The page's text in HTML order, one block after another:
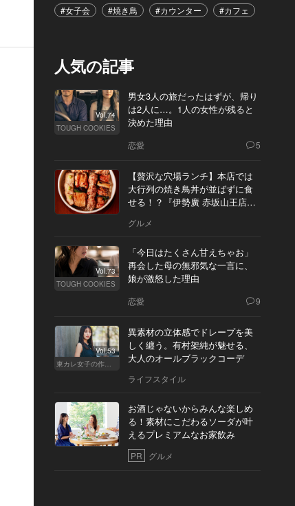
#女子会
#焼き鳥 #カウンター #カフェ
人気の記事
Vol.74
TOUGH COOKIES
男女3人の旅だったはずが、帰り
は2人に…。1人の女性が残ると
決めた理由
恋愛 5
【贅沢な穴場ランチ】本店では
大行列の焼き鳥丼が並ばずに食
せる！？『伊勢廣 赤坂山王店』
グルメ
Vol.73
TOUGH COOKIES
「今日はたくさん甘えちゃお」
再会した母の無邪気な一言に、
娘が激怒した理由
恋愛 9
Vol.53
東カレ女子の作り方
異素材の立体感でドレープを美
しく纏う。有村架純が魅せる、
大人のオールブラックコーデ
ライフスタイル
お酒じゃないからみんな楽しめ
る！素材にこだわるソーダが叶
えるプレミアムなお家飲み
PR グルメ